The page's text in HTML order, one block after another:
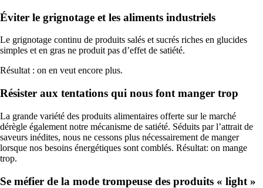
Éviter le grignotage et les aliments industriels
Le grignotage continu de produits salés et sucrés riches en glucides
simples et en gras ne produit pas d’effet de satiété.
Résultat : on en veut encore plus.
Résister aux tentations qui nous font manger trop
La grande variété des produits alimentaires offerte sur le marché
dérègle également notre mécanisme de satiété. Séduits par l’attrait de
saveurs inédites, nous ne cessons plus nécessairement de manger
lorsque nos besoins énergétiques sont comblés. Résultat: on mange
trop.
Se méfier de la mode trompeuse des produits « light »